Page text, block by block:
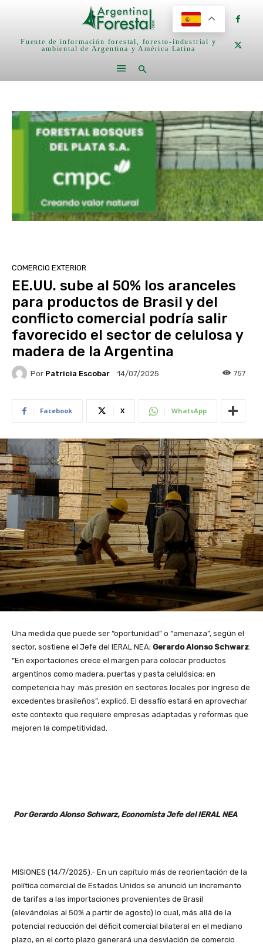
Fuente de información forestal, foresto-industrial y
ambiental de Argentina y América Latina
COMERCIO EXTERIOR
EE.UU. sube al 50% los aranceles
para productos de Brasil y del
conflicto comercial podría salir
favorecido el sector de celulosa y
madera de la Argentina
Por Patricia Escobar 14/07/2025 757
Facebook X WhatsApp
Una medida que puede ser “oportunidad” o “amenaza”, según el
sector, sostiene el Jefe del IERAL NEA; Gerardo Alonso Schwarz
“En exportaciones crece el margen para colocar productos
argentinos como madera, puertas y pasta celulósica; en
competencia hay más presión en sectores locales por ingreso de
excedentes brasileños”, explicó. El desafío estará en aprovechar
este contexto que requiere empresas adaptadas y reformas que
mejoren la competitividad.
Por Gerardo Alonso Schwarz, Economista Jefe del IERAL NEA
MISIONES (14/7/2025).- En un capítulo más de reorientación de la
política comercial de Estados Unidos se anunció un incremento
de tarifas a las importaciones provenientes de Brasil
(elevándolas al 50% a partir de agosto) lo cual, más allá de la
potencial reducción del déficit comercial bilateral en el mediano
plazo, en el corto plazo generará una desviación de comercio